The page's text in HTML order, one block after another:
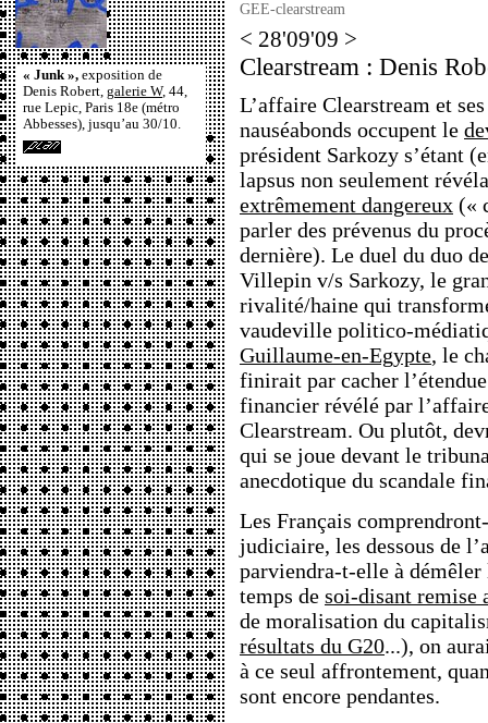
« Junk », exposition de
Denis Robert, galerie W, 44,
rue Lepic, Paris 18e (métro
Abbesses), jusqu’au 30/10.
GEE-clearstream
< 28'09'09 >
Clearstream : Denis
L’affaire Clearstream et
nauséabonds occupent le
président Sarkozy s’étant
lapsus non seulement
extrêmement dangereux («
parler des prévenus du
dernière). Le duel du duo
Villepin v/s Sarkozy, le
rivalité/haine qui
vaudeville politico-
Guillaume-en-Egypte, le
finirait par cacher
financier révélé par
Clearstream. Ou plutôt,
qui se joue devant le
anecdotique du scandale
Les Français
judiciaire, les dessous de
parviendra-t-elle à démêler
temps de soi-disant remise
de moralisation du
résultats du G20...), on
à ce seul affrontement,
sont encore pendantes.